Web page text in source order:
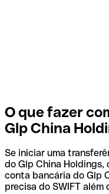
O que fazer
Glp China
Se iniciar uma
do Glp China Holdings,
conta bancária do Glp
precisa do SWIFT